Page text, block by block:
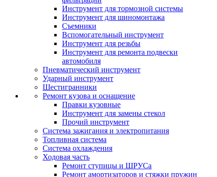
Инструмент для тормозной системы
Инструмент для шиномонтажа
Съемники
Вспомогательный инструмент
Инструмент для резьбы
Инструмент для ремонта подвески
автомобиля
Пневматический инструмент
Ударный инструмент
Шестигранники
Ремонт кузова и оснащение
Правки кузовные
Инструмент для замены стекол
Прочий инструмент
Система зажигания и электропитания
Топливная система
Система охлаждения
Ходовая часть
Ремонт ступицы и ШРУСа
Ремонт амортизаторов и стяжки пружин